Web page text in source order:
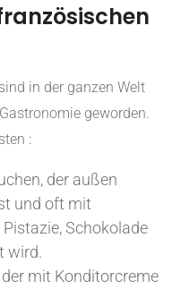
in der ganzen Welt
geworden.
:
der außen
und oft mit
Schokolade
wird.
mit Konditorcreme